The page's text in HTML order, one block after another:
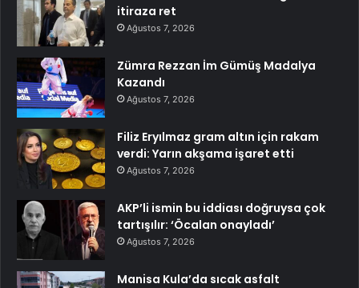
itiraza ret
Ağustos 7, 2026
Zümra Rezzan İm Gümüş Madalya
Kazandı
Ağustos 7, 2026
Filiz Eryılmaz gram altın için rakam
verdi: Yarın akşama işaret etti
Ağustos 7, 2026
AKP’li ismin bu iddiası doğruysa çok
tartışılır: ‘Öcalan onayladı’
Ağustos 7, 2026
Manisa Kula’da sıcak asfalt